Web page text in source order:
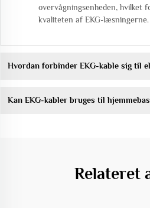
overvågningsenheden, hvilket
kvaliteten af EKG-læsningerne.
Hvordan forbinder EKG-kable sig til
Kan EKG-kabler bruges til
Relateret